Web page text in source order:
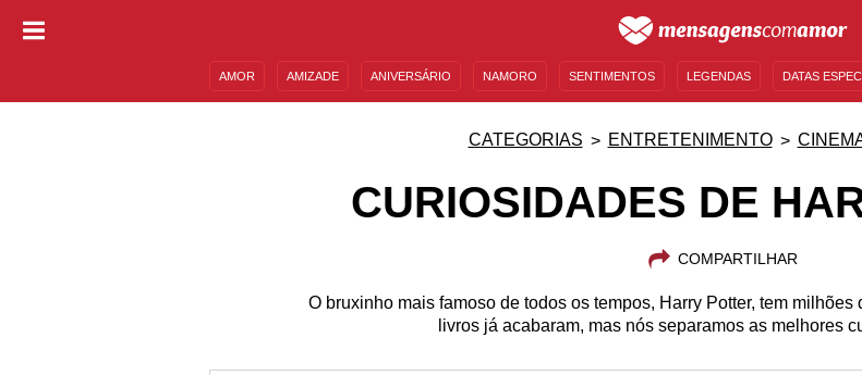
AMOR AMIZADE ANIVERSÁRIO NAMORO SENTIMENTOS LEGENDAS DATAS
CATEGORIAS ENTRETENIMENTO
CURIOSIDADES DE
COMPARTILHAR
O bruxinho mais famoso de todos os tempos, Harry Potter, tem
livros já acabaram, mas nós separamos as melhores